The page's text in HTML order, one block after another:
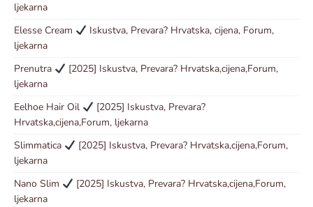
ljekarna
Elesse Cream
Iskustva, Prevara? Hrvatska, cijena, Forum,
ljekarna
Prenutra
[2025] Iskustva, Prevara? Hrvatska,cijena,Forum,
ljekarna
Eelhoe Hair Oil
[2025] Iskustva, Prevara?
Hrvatska,cijena,Forum, ljekarna
Slimmatica
[2025] Iskustva, Prevara? Hrvatska,cijena,Forum,
ljekarna
Nano Slim
[2025] Iskustva, Prevara? Hrvatska,cijena,Forum,
ljekarna